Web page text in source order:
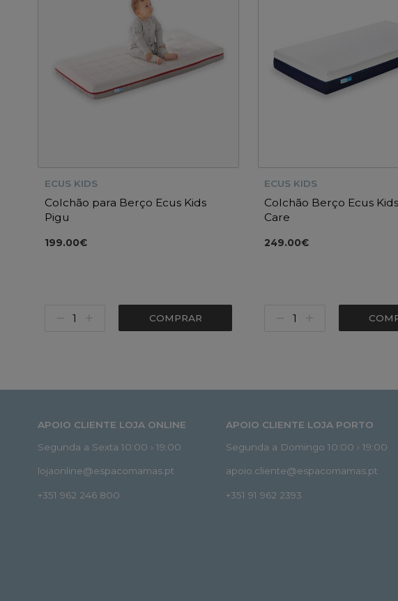
ECUS KIDS
Colchão para Berço Ecus Kids
Pigu
199.00€
COMPRAR
ECUS KIDS
Colchão Berço Ecus
Care
249.00€
APOIO CLIENTE LOJA ONLINE
Segunda a Sexta 10:00 › 19:00
lojaonline@espacomamas.pt
+351 962 246 800
APOIO CLIENTE LOJA PORTO
Segunda a Domingo 10:00 › 19:00
apoio.cliente@espacomamas.pt
+351 91 962 2393